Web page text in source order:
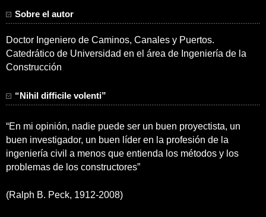
Sobre el autor
Doctor Ingeniero de Caminos, Canales y Puertos.
Catedrático de Universidad en el área de Ingeniería de la
Construcción
“Nihil difficile volenti”
“En mi opinión, nadie puede ser un buen proyectista, un
buen investigador, un buen líder en la profesión de la
ingeniería civil a menos que entienda los métodos y los
problemas de los constructores”
(Ralph B. Peck, 1912-2008)